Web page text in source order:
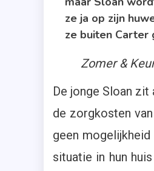
ze ja op zijn
ze buiten Carter
Zomer &
De jonge Sloan
de zorgkosten
geen
situatie in hun